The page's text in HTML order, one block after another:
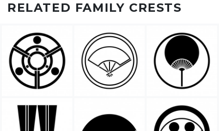
RELATED FAMILY CRESTS